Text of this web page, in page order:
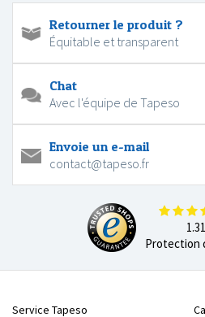
Retourner le produit ?
Équitable et transparent
Chat
Avec l'équipe de Tapeso
Envoie un e-mail
contact@tapeso.fr
Protection
Service Tapeso